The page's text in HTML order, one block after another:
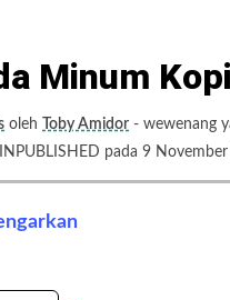
Minum
oleh Toby Amidor - wewenang
pada 9